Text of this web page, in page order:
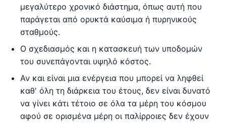
μεγαλύτερο χρονικό διάστημα, όπως αυτή που
παράγεται από ορυκτά καύσιμα ή πυρηνικούς
σταθμούς.
Ο σχεδιασμός και η κατασκευή των υποδομών
του συνεπάγονται υψηλό κόστος.
Αν και είναι μια ενέργεια που μπορεί να ληφθεί
καθ' όλη τη διάρκεια του έτους, δεν είναι δυνατό
να γίνει κάτι τέτοιο σε όλα τα μέρη του κόσμου
αφού σε ορισμένα μέρη οι παλίρροιες δεν έχουν